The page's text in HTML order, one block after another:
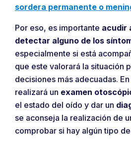
sordera permanente o
Por eso, es importante acudir
detectar alguno de los
especialmente si está
que este valorará la situación
decisiones más adecuadas.
realizará un examen
el estado del oído y dar un
se aconseja la realización de
comprobar si hay algún tipo de